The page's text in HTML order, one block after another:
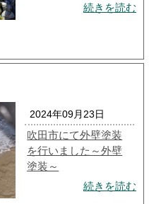
続きを読む
2024年09月23日
吹田市にて外壁塗装
を行いました～外壁
塗装～
続きを読む